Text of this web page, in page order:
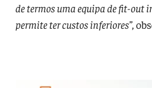
de termos uma equipa de fit-out
permite ter custos inferiores”,